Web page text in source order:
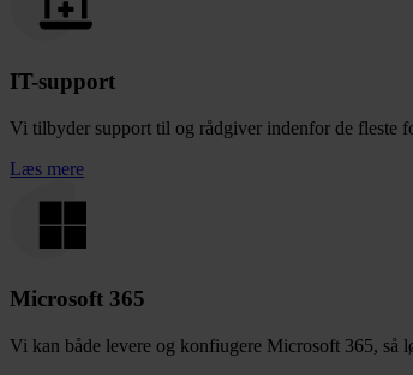
IT-support
Vi tilbyder support til og rådgiver indenfor de fleste
Læs mere
Microsoft 365
Vi kan både levere og konfiugere Microsoft 365, så